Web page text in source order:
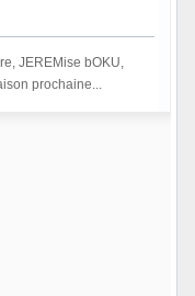
JEREMise bOKU,
prochaine...